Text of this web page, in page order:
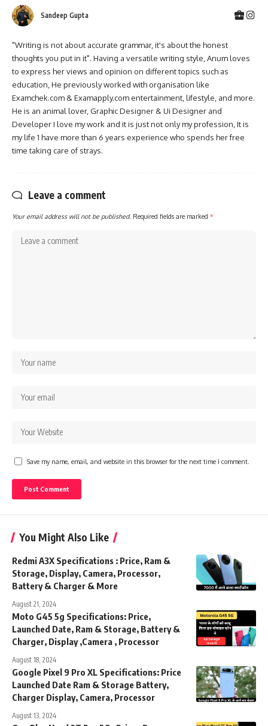
Sandeep Gupta
"Writing is not about accurate grammar, it's about the honest
thoughts you put in it". Having a versatile writing style, Anum loves
to express her views and opinion on different topics such as
education, He previously worked with organisation like
Examchek.com & Examapply.com entertainment, lifestyle, and more.
He is an animal lover, Graphic Designer & Ui Designer and
Developer I love my work and it is just not only my profession, It is
my life 1 have more than 6 years experience who spends her free
time taking care of strays.
Leave a comment
Your email address will not be published. Required fields are marked *
Save my name, email, and website in this browser for the next time I comment.
You Might Also Like
Redmi A3X Specifications : Price, Ram &
Storage, Display, Camera, Processor,
Battery & Charger & More
August 21, 2024
Moto G45 5g Specifications: Price,
Launched Date, Ram & Storage, Battery &
Charger, Display ,Camera , Processor
August 18, 2024
Google Pixel 9 Pro XL Specifications: Price
Launched Date Ram & Storage Battery,
Charger Display, Camera, Processor
August 13, 2024